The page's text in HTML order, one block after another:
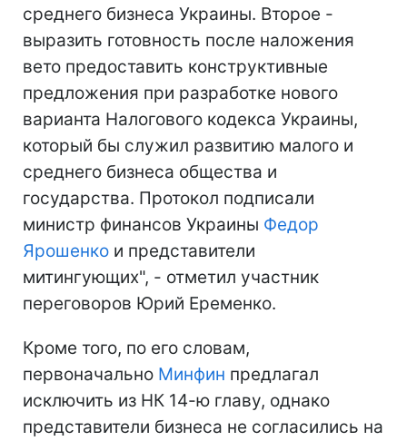
среднего бизнеса Украины. Второе -
выразить готовность после наложения
вето предоставить конструктивные
предложения при разработке нового
варианта Налогового кодекса Украины,
который бы служил развитию малого и
среднего бизнеса общества и
государства. Протокол подписали
министр финансов Украины Федор
Ярошенко и представители
митингующих", - отметил участник
переговоров Юрий Еременко.
Кроме того, по его словам,
первоначально Минфин предлагал
исключить из НК 14-ю главу, однако
представители бизнеса не согласились на